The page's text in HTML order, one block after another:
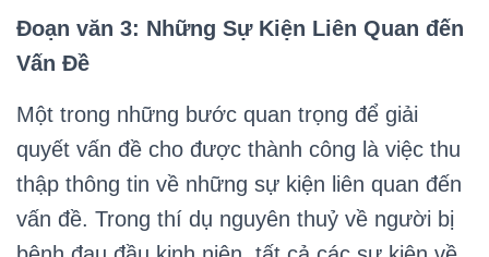
Đoạn văn 3: Những Sự Kiện Liên Quan đến
Vấn Đề
Một trong những bước quan trọng để giải
quyết vấn đề cho được thành công là việc thu
thập thông tin về những sự kiện liên quan đến
vấn đề. Trong thí dụ nguyên thuỷ về người bị